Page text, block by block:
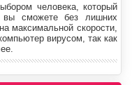
человека, который
вы сможете без лишних
максимальной скорости,
вирусом, так как